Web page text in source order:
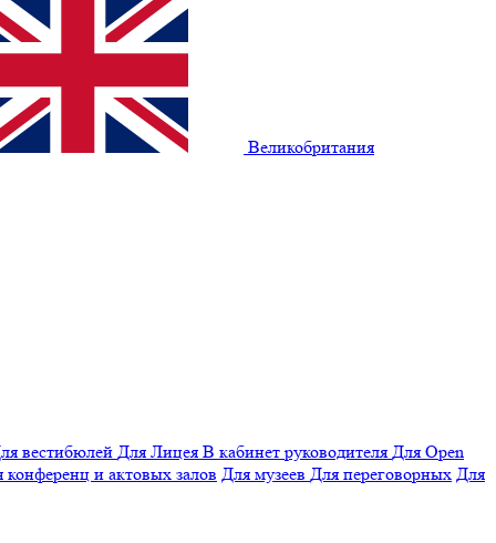
Великобритания
вестибюлей Для Лицея В кабинет руководителя Для Open
конференц и актовых залов Для музеев Для переговорных Для